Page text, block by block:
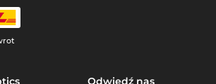
Odwiedź nas